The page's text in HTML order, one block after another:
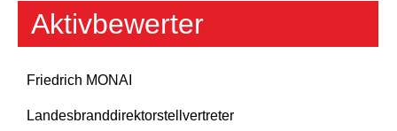
Aktivbewerter
Friedrich MONAI
Landesbranddirektorstellvertreter